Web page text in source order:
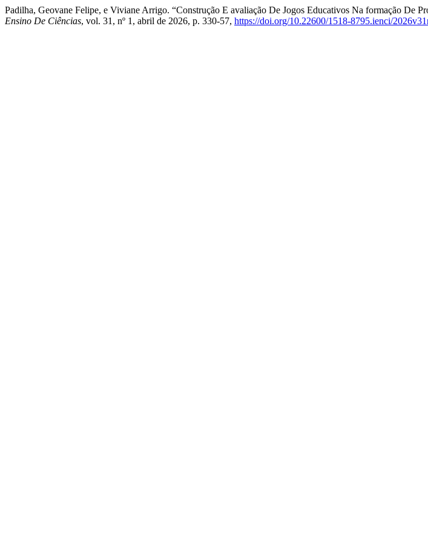
Padilha, Geovane Felipe, e Viviane Arrigo. “Construção E avaliação De Jogos Educativos Na formação De
Ensino De Ciências, vol. 31, nº 1, abril de 2026, p. 330-57, https://doi.org/10.22600/1518-8795.ienci/